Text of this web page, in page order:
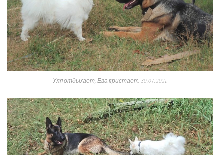
Уля отдыхает, Ева пристает. 30.07.2021